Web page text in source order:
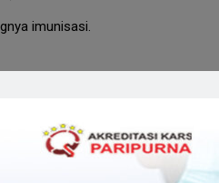
imunisasi.
(PD3I), seperti polio, difteri,